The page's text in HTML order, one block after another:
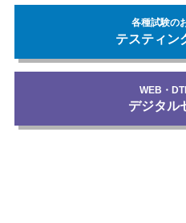
各種試験の
テスティン
WEB・
デジタル